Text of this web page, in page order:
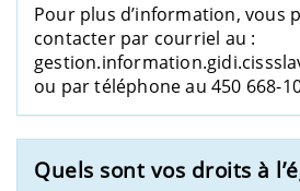
Pour plus d’information, vous
contacter par courriel au :
ou par téléphone au 450 668-
Quels sont vos droits à